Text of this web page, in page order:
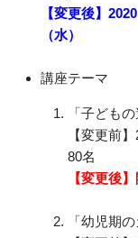
【変更後】
（水）
講座テーマ
「子ども
【変更前
80名
【変更後
「幼児期